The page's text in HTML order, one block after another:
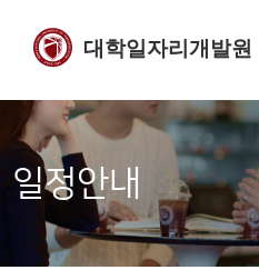
대학일자리개발원
일정안내